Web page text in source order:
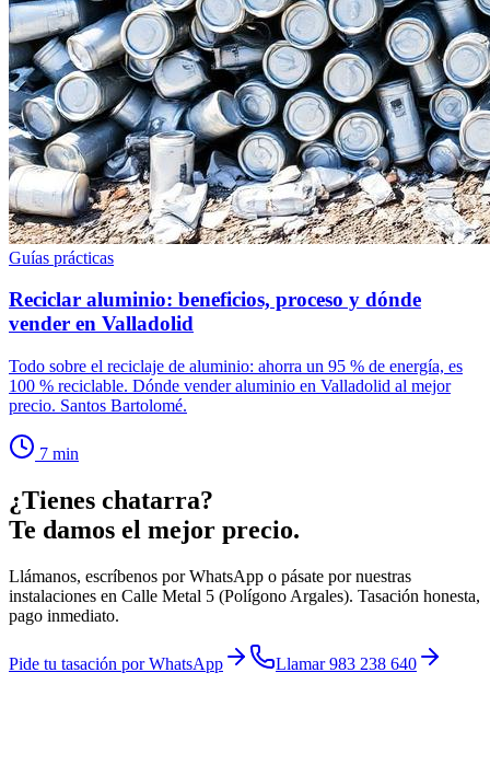
Guías prácticas
Reciclar aluminio: beneficios, proceso y dónde
vender en Valladolid
Todo sobre el reciclaje de aluminio: ahorra un 95 % de energía, es
100 % reciclable. Dónde vender aluminio en Valladolid al mejor
precio. Santos Bartolomé.
7 min
¿Tienes chatarra?
Te damos el mejor precio.
Llámanos, escríbenos por WhatsApp o pásate por nuestras
instalaciones en Calle Metal 5 (Polígono Argales). Tasación honesta,
pago inmediato.
Pide tu tasación por WhatsApp Llamar 983 238 640